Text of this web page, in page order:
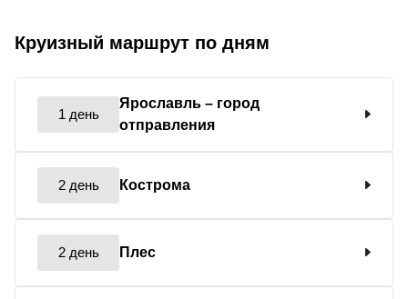
Круизный маршрут по дням
1 день
Ярославль – город
отправления
2 день Кострома
2 день Плес